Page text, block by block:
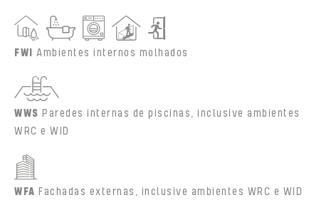
FWI Ambientes internos molhados
WWS Paredes internas de piscinas, inclusive ambientes
WRC e WID
WFA Fachadas externas, inclusive ambientes WRC e WID